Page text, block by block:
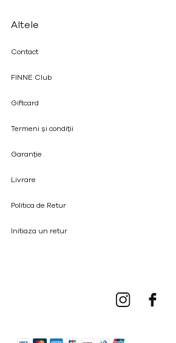
Altele
Contact
FINNE Club
Giftcard
Termeni și condiții
Garanție
Livrare
Politica de Retur
Initiaza un retur